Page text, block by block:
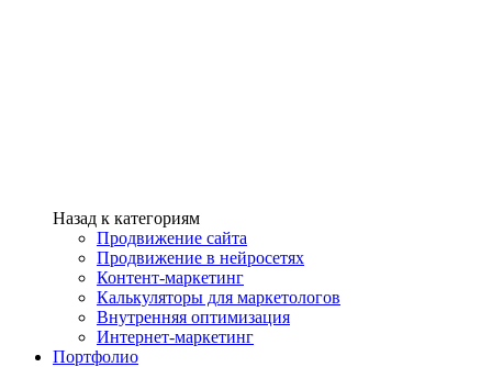
Назад к категориям
Продвижение сайта
Продвижение в нейросетях
Контент-маркетинг
Калькуляторы для маркетологов
Внутренняя оптимизация
Интернет-маркетинг
Портфолио